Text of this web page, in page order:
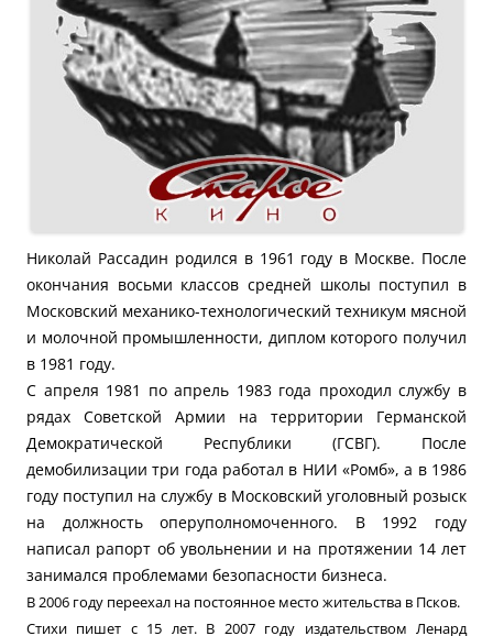
Николай Рассадин родился в 1961 году в Москве. После
окончания восьми классов средней школы поступил в
Московский механико-технологический техникум мясной
и молочной промышленности, диплом которого получил
в 1981 году.
С апреля 1981 по апрель 1983 года проходил службу в
рядах Советской Армии на территории Германской
Демократической Республики (ГСВГ). После
демобилизации три года работал в НИИ «Ромб», а в 1986
году поступил на службу в Московский уголовный розыск
на должность оперуполномоченного. В 1992 году
написал рапорт об увольнении и на протяжении 14 лет
занимался проблемами безопасности бизнеса.
В 2006 году переехал на постоянное место жительства в Псков.
Стихи пишет с 15 лет. В 2007 году издательством Ленард